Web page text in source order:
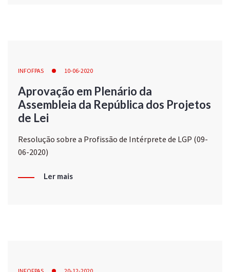
INFOFPAS 10-06-2020
Aprovação em Plenário da
Assembleia da República dos Projetos
de Lei
Resolução sobre a Profissão de Intérprete de LGP (09-
06-2020)
Ler mais